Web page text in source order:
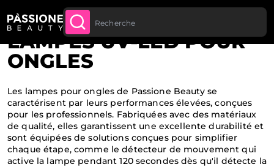
Jusqu’à 20 € de réduction sur votre
première commande
CONTENU
Fil d'Ariane
Home Appareils et instruments
LAMPES UV-LED POUR
ONGLES
Les lampes pour ongles de Passione Beauty se
caractérisent par leurs performances élevées, conçues
pour les professionnels. Fabriquées avec des matériaux
de qualité, elles garantissent une excellente durabilité et
sont équipées de solutions conçues pour simplifier
chaque étape, comme le détecteur de mouvement qui
active la lampe pendant 120 secondes dès qu'il détecte la